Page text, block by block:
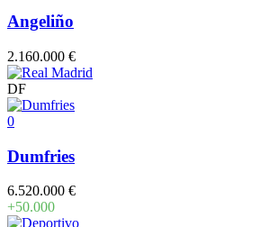
Angeliño
2.160.000 €
DF
0
Dumfries
6.520.000 €
+50.000